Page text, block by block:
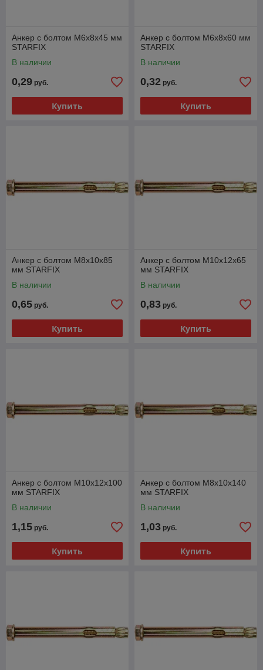
Анкер с болтом М6х8х45 мм
STARFIX
В наличии
0,29 руб.
Купить
Анкер с болтом М6х8х60 мм
STARFIX
В наличии
0,32 руб.
Купить
Анкер с болтом М8х10х85
мм STARFIX
В наличии
0,65 руб.
Купить
Анкер с болтом М10х12х65
мм STARFIX
В наличии
0,83 руб.
Купить
Анкер с болтом М10х12х100
мм STARFIX
В наличии
1,15 руб.
Купить
Анкер с болтом М8х10х140
мм STARFIX
В наличии
1,03 руб.
Купить